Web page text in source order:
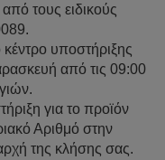
τους ειδικούς
υποστήριξης
από τις 09:00
για το προϊόν
Αριθμό στην
της κλήσης σας.